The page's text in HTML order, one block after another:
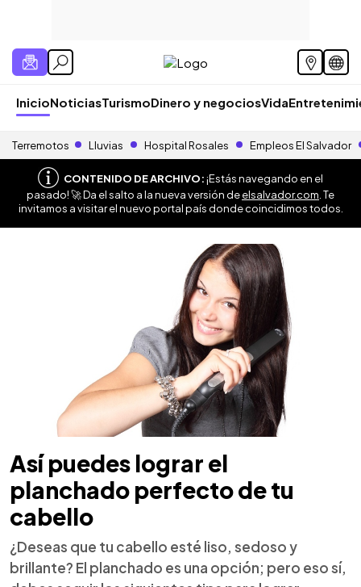
InicioNoticiasTurismoDinero y negociosVida
Terremotos Lluvias Hospital Rosales Empleos El Salvador
CONTENIDO DE ARCHIVO:¡Estás navegando en el
pasado! 🚀 Da el salto a la nueva versión deelsalvador.com . Te
invitamos a visitar el nuevo portal país donde coincidimos todos.
Así puedes lograr el
planchado perfecto de tu
cabello
¿Deseas que tu cabello esté liso, sedoso y
brillante? El planchado es una opción; pero eso sí,